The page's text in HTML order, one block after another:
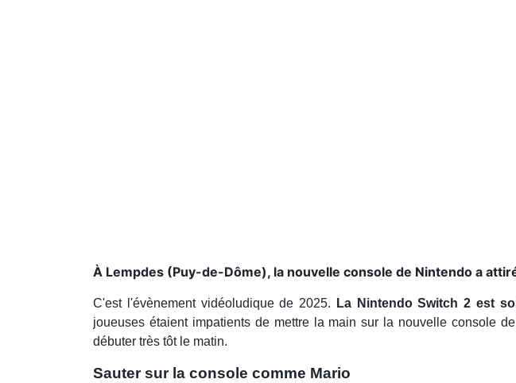
À Lempdes (Puy-de-Dôme), la nouvelle console de Nintendo a
C'est l'évènement vidéoludique de 2025. La Nintendo Switch 2 est
joueuses étaient impatients de mettre la main sur la nouvelle console
débuter très tôt le matin.
Sauter sur la console comme Mario